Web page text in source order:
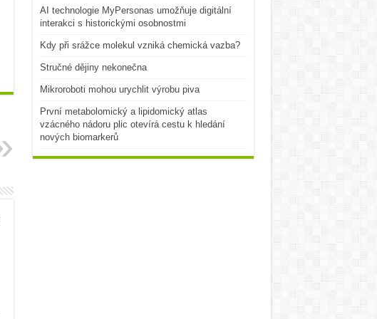
AI technologie MyPersonas umožňuje digitální
interakci s historickými osobnostmi
Kdy při srážce molekul vzniká chemická vazba?
Stručné dějiny nekonečna
Mikroroboti mohou urychlit výrobu piva
První metabolomický a lipidomický atlas
vzácného nádoru plic otevírá cestu k hledání
nových biomarkerů